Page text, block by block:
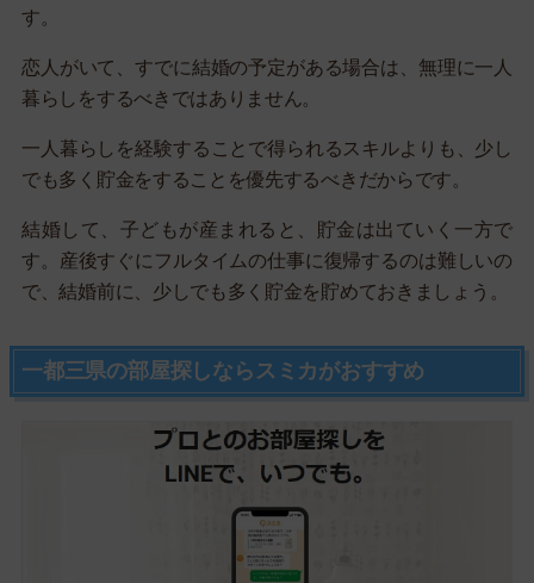
す。
恋人がいて、すでに結婚の予定がある場合は、無理に一人
暮らしをするべきではありません。
一人暮らしを経験することで得られるスキルよりも、少し
でも多く貯金をすることを優先するべきだからです。
結婚して、子どもが産まれると、貯金は出ていく一方で
す。産後すぐにフルタイムの仕事に復帰するのは難しいの
で、結婚前に、少しでも多く貯金を貯めておきましょう。
一都三県の部屋探しならスミカがおすすめ